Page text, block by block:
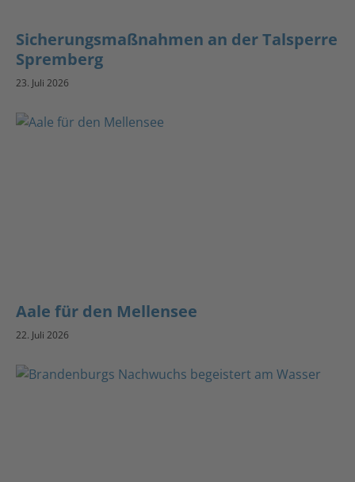
Sicherungsmaßnahmen an der Talsperre
Spremberg
23. Juli 2026
Aale für den Mellensee
22. Juli 2026